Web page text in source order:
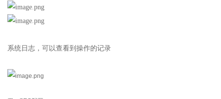
系统日志，可以查看到操作的记录